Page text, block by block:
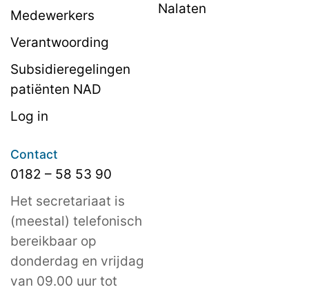
Medewerkers
Verantwoording
Subsidieregelingen
patiënten NAD
Log in
Nalaten
Contact
0182 – 58 53 90
Het secretariaat is
(meestal) telefonisch
bereikbaar op
donderdag en vrijdag
van 09.00 uur tot